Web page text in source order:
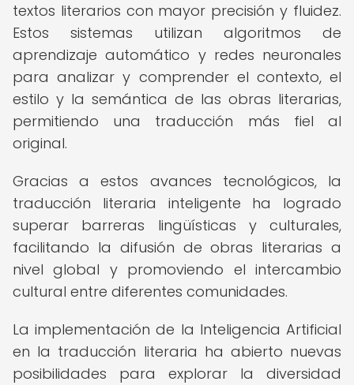
textos literarios con mayor precisión y fluidez.
Estos sistemas utilizan algoritmos de
aprendizaje automático y redes neuronales
para analizar y comprender el contexto, el
estilo y la semántica de las obras literarias,
permitiendo una traducción más fiel al
original.
Gracias a estos avances tecnológicos, la
traducción literaria inteligente ha logrado
superar barreras lingüísticas y culturales,
facilitando la difusión de obras literarias a
nivel global y promoviendo el intercambio
cultural entre diferentes comunidades.
La implementación de la Inteligencia Artificial
en la traducción literaria ha abierto nuevas
posibilidades para explorar la diversidad